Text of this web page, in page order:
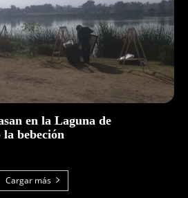
en la Laguna de
bebeción
Cargar más